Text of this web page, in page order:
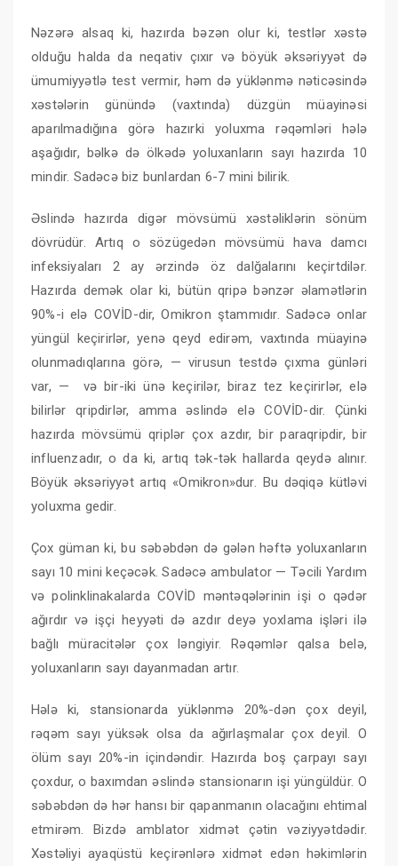
Nəzərə alsaq ki, hazırda bəzən olur ki, testlər xəstə
olduğu halda da neqativ çıxır və böyük əksəriyyət də
ümumiyyətlə test vermir, həm də yüklənmə nəticəsində
xəstələrin günündə (vaxtında) düzgün müayinəsi
aparılmadığına görə hazırki yoluxma rəqəmləri hələ
aşağıdır, bəlkə də ölkədə yoluxanların sayı hazırda 10
mindir. Sadəcə biz bunlardan 6-7 mini bilirik.
Əslində hazırda digər mövsümü xəstəliklərin sönüm
dövrüdür. Artıq o sözügedən mövsümü hava damcı
infeksiyaları 2 ay ərzində öz dalğalarını keçirtdilər.
Hazırda demək olar ki, bütün qripə bənzər əlamətlərin
90%-i elə COVİD-dir, Omikron ştammıdır. Sadəcə onlar
yüngül keçirirlər, yenə qeyd edirəm, vaxtında müayinə
olunmadıqlarına görə, — virusun testdə çıxma günləri
var, — və bir-iki ünə keçirilər, biraz tez keçirirlər, elə
bilirlər qripdirlər, amma əslində elə COVİD-dir. Çünki
hazırda mövsümü qriplər çox azdır, bir paraqripdir, bir
influenzadır, o da ki, artıq tək-tək hallarda qeydə alınır.
Böyük əksəriyyət artıq «Omikron»dur. Bu dəqiqə kütləvi
yoluxma gedir.
Çox güman ki, bu səbəbdən də gələn həftə yoluxanların
sayı 10 mini keçəcək. Sadəcə ambulator — Təcili Yardım
və polinklinakalarda COVİD məntəqələrinin işi o qədər
ağırdır və işçi heyyəti də azdır deyə yoxlama işləri ilə
bağlı müracitələr çox ləngiyir. Rəqəmlər qalsa belə,
yoluxanların sayı dayanmadan artır.
Hələ ki, stansionarda yüklənmə 20%-dən çox deyil,
rəqəm sayı yüksək olsa da ağırlaşmalar çox deyil. O
ölüm sayı 20%-in içindəndir. Hazırda boş çarpayı sayı
çoxdur, o baxımdan əslində stansionarın işi yüngüldür. O
səbəbdən də hər hansı bir qapanmanın olacağını ehtimal
etmirəm. Bizdə amblator xidmət çətin vəziyyətdədir.
Xəstəliyi ayaqüstü keçirənlərə xidmət edən həkimlərin